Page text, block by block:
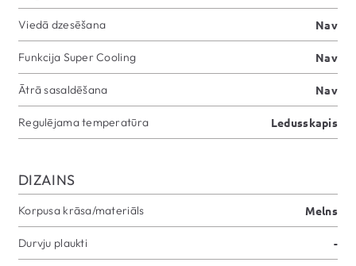
Viedā dzesēšana Nav
Funkcija Super Cooling Nav
Ātrā sasaldēšana Nav
Regulējama temperatūra Ledusskapis
DIZAINS
Korpusa krāsa/materiāls Melns
Durvju plaukti -